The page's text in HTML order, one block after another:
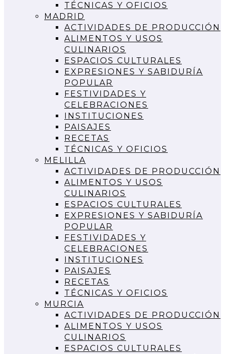
TÉCNICAS Y OFICIOS
MADRID
ACTIVIDADES DE PRODUCCIÓN
ALIMENTOS Y USOS
CULINARIOS
ESPACIOS CULTURALES
EXPRESIONES Y SABIDURÍA
POPULAR
FESTIVIDADES Y
CELEBRACIONES
INSTITUCIONES
PAISAJES
RECETAS
TÉCNICAS Y OFICIOS
MELILLA
ACTIVIDADES DE PRODUCCIÓN
ALIMENTOS Y USOS
CULINARIOS
ESPACIOS CULTURALES
EXPRESIONES Y SABIDURÍA
POPULAR
FESTIVIDADES Y
CELEBRACIONES
INSTITUCIONES
PAISAJES
RECETAS
TÉCNICAS Y OFICIOS
MURCIA
ACTIVIDADES DE PRODUCCIÓN
ALIMENTOS Y USOS
CULINARIOS
ESPACIOS CULTURALES